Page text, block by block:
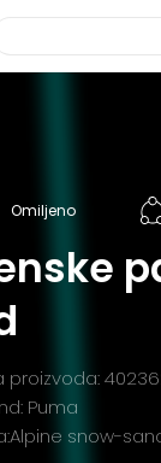
Omiljeno
proizvoda:
Puma
snow-